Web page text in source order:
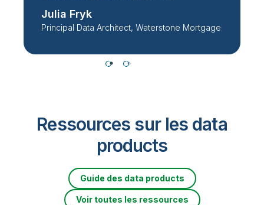
Julia Fryk
Principal Data Architect, Waterstone Mortgage
Ressources sur les data
products
Guide des data products
Voir toutes les ressources